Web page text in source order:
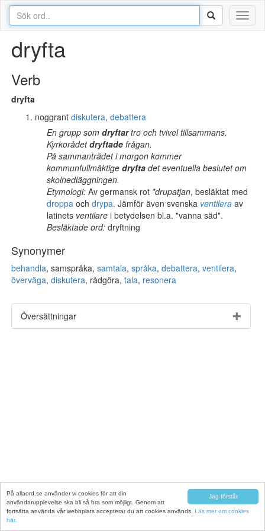
Jag förstår
På allaord.se använder vi cookies för att din
användarupplevelse ska bli så bra som möjligt. Genom att
fortsätta använda vår webbplats accepterar du att cookies används. Läs mer om cookies
här.
dryfta
Verb
dryfta
noggrant diskutera, debattera
En grupp som dryftartro och tvivel tillsammans.
Kyrkorådetdryftade frågan.
På sammanträdet i morgon kommer
kommunfullmäktige dryfta det eventuella beslutet om
skolnedläggningen.
Etymologi: Av germansk rot *drupatjan, besläktat med
droppa och drypa. Jämför även svenska ventilera av
latinets ventilare i betydelsen bl.a. "vanna säd".
Besläktade ord: dryftning
Synonymer
behandla, samspråka, samtala, språka, debattera, ventilera,
överväga, diskutera, rådgöra, tala, resonera
Översättningar